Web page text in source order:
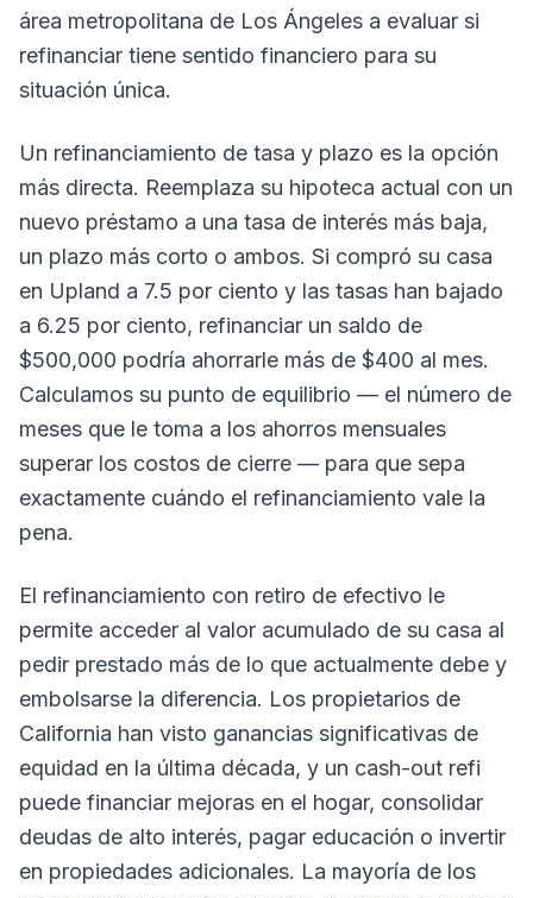
área metropolitana de Los Ángeles a evaluar si
refinanciar tiene sentido financiero para su
situación única.
Un refinanciamiento de tasa y plazo es la opción
más directa. Reemplaza su hipoteca actual con un
nuevo préstamo a una tasa de interés más baja,
un plazo más corto o ambos. Si compró su casa
en Upland a 7.5 por ciento y las tasas han bajado
a 6.25 por ciento, refinanciar un saldo de
$500,000 podría ahorrarle más de $400 al mes.
Calculamos su punto de equilibrio — el número de
meses que le toma a los ahorros mensuales
superar los costos de cierre — para que sepa
exactamente cuándo el refinanciamiento vale la
pena.
El refinanciamiento con retiro de efectivo le
permite acceder al valor acumulado de su casa al
pedir prestado más de lo que actualmente debe y
embolsarse la diferencia. Los propietarios de
California han visto ganancias significativas de
equidad en la última década, y un cash-out refi
puede financiar mejoras en el hogar, consolidar
deudas de alto interés, pagar educación o invertir
en propiedades adicionales. La mayoría de los